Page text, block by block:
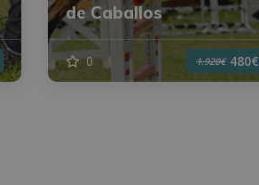
de Caballos
0 1.920€ 480€